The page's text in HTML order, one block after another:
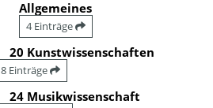
Allgemeines
4 Einträge
20 Kunstwissenschaften
8 Einträge
24 Musikwissenschaft